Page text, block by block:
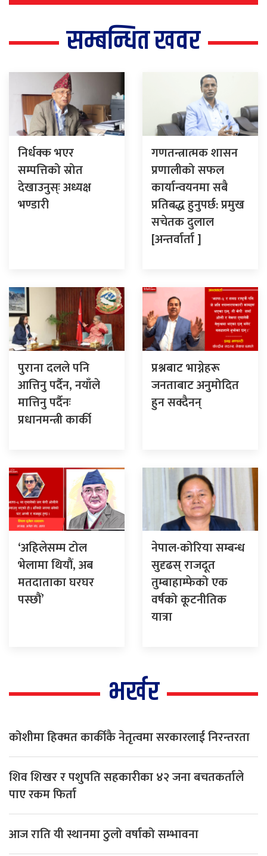
सम्बन्धित खवर
निर्धक्क भएर
सम्पत्तिको स्रोत
देखाउनुस्ः अध्यक्ष
भण्डारी
गणतन्त्रात्मक शासन
प्रणालीको सफल
कार्यान्वयनमा सबै
प्रतिबद्ध हुनुपर्छ: प्रमुख
सचेतक दुलाल
[अन्तर्वार्ता ]
पुराना दलले पनि
आत्तिनु पर्दैन, नयाँले
मात्तिनु पर्दैनः
प्रधानमन्त्री कार्की
प्रश्नबाट भाग्नेहरू
जनताबाट अनुमोदित
हुन सक्दैनन्
‘अहिलेसम्म टोल
भेलामा थियौं, अब
मतदाताका घरघर
पस्छौं’
नेपाल-कोरिया सम्बन्ध
सुदृढस् राजदूत
तुम्बाहाम्फेको एक
वर्षको कूटनीतिक
यात्रा
भर्खर
कोशीमा हिक्मत कार्कीकै नेतृत्वमा सरकारलाई निरन्तरता
शिव शिखर र पशुपति सहकारीका ४२ जना बचतकर्ताले
पाए रकम फिर्ता
आज राति यी स्थानमा ठुलो वर्षाको सम्भावना